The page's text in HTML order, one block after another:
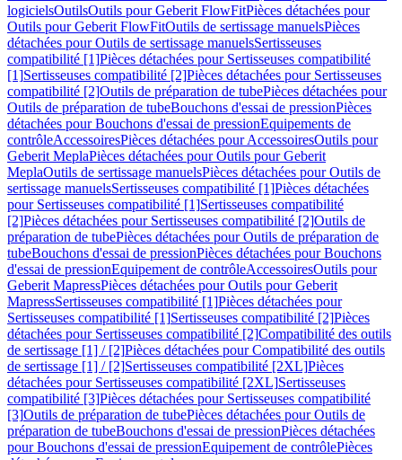
logicielsOutilsOutils pour Geberit FlowFitPièces détachées pour
Outils pour Geberit FlowFitOutils de sertissage manuelsPièces
détachées pour Outils de sertissage manuelsSertisseuses
compatibilité [1]Pièces détachées pour Sertisseuses compatibilité
[1]Sertisseuses compatibilité [2]Pièces détachées pour Sertisseuses
compatibilité [2]Outils de préparation de tubePièces détachées pour
Outils de préparation de tubeBouchons d'essai de pressionPièces
détachées pour Bouchons d'essai de pressionEquipements de
contrôleAccessoiresPièces détachées pour AccessoiresOutils pour
Geberit MeplaPièces détachées pour Outils pour Geberit
MeplaOutils de sertissage manuelsPièces détachées pour Outils de
sertissage manuelsSertisseuses compatibilité [1]Pièces détachées
pour Sertisseuses compatibilité [1]Sertisseuses compatibilité
[2]Pièces détachées pour Sertisseuses compatibilité [2]Outils de
préparation de tubePièces détachées pour Outils de préparation de
tubeBouchons d'essai de pressionPièces détachées pour Bouchons
d'essai de pressionEquipement de contrôleAccessoiresOutils pour
Geberit MapressPièces détachées pour Outils pour Geberit
MapressSertisseuses compatibilité [1]Pièces détachées pour
Sertisseuses compatibilité [1]Sertisseuses compatibilité [2]Pièces
détachées pour Sertisseuses compatibilité [2]Compatibilité des outils
de sertissage [1] / [2]Pièces détachées pour Compatibilité des outils
de sertissage [1] / [2]Sertisseuses compatibilité [2XL]Pièces
détachées pour Sertisseuses compatibilité [2XL]Sertisseuses
compatibilité [3]Pièces détachées pour Sertisseuses compatibilité
[3]Outils de préparation de tubePièces détachées pour Outils de
préparation de tubeBouchons d'essai de pressionPièces détachées
pour Bouchons d'essai de pressionEquipement de contrôlePièces